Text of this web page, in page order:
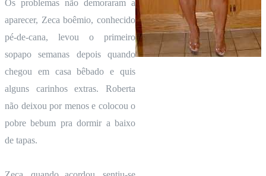
Os problemas não demoraram a
aparecer, Zeca boêmio, conhecido
pé-de-cana, levou o primeiro
sopapo semanas depois quando
chegou em casa bêbado e quis
alguns carinhos extras. Roberta
não deixou por menos e colocou o
pobre bebum pra dormir a baixo
de tapas.